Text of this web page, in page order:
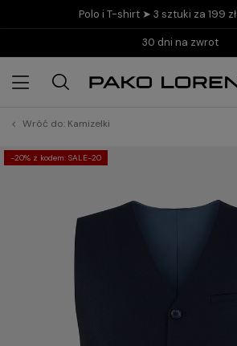
Polo i T-shirt ➤ 3 sztuki za 199 zł
30 dni na zwrot
Wróć do: Kamizelki
-20% z kodem: SALE-20